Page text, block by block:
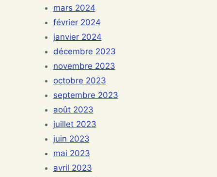
mars 2024
février 2024
janvier 2024
décembre 2023
novembre 2023
octobre 2023
septembre 2023
août 2023
juillet 2023
juin 2023
mai 2023
avril 2023